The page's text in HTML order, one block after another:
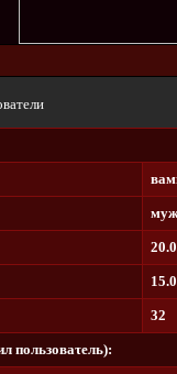
32
пοльзοвaτeль):